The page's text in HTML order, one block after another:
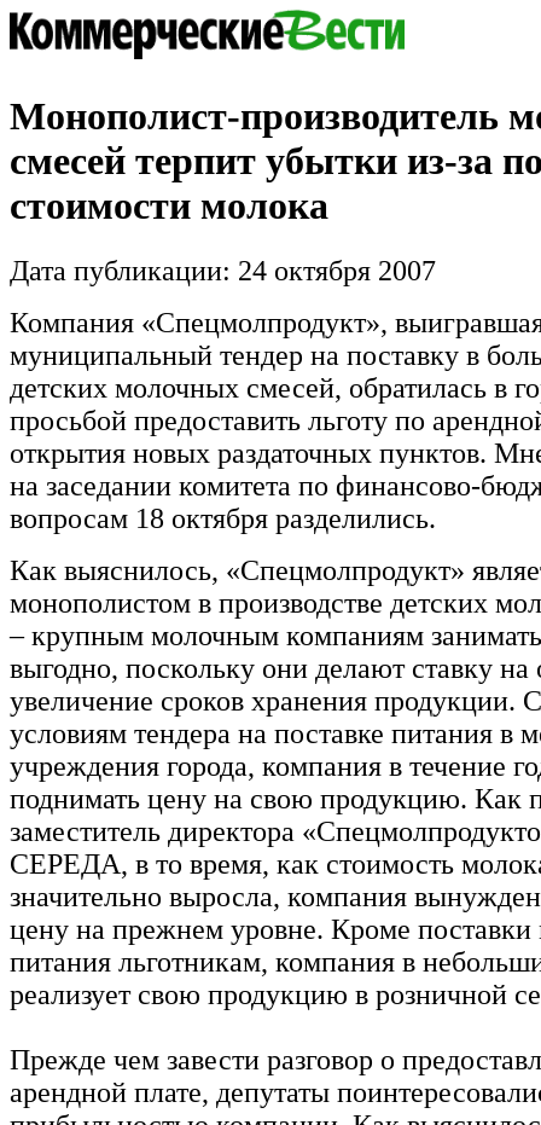
Монополист-производитель
смесей терпит убытки из-за
стоимости молока
Дата публикации: 24 октября 2007
Компания «Спецмолпродукт»,
муниципальный тендер на поставку в
детских молочных смесей, обратилась в
просьбой предоставить льготу по
открытия новых раздаточных пунктов.
на заседании комитета по финансово-
вопросам 18 октября разделились.
Как выяснилось, «Спецмолпродукт»
монополистом в производстве детских
– крупным молочным компаниям
выгодно, поскольку они делают ставку на
увеличение сроков хранения продукции.
условиям тендера на поставке питания в
учреждения города, компания в течение
поднимать цену на свою продукцию. Как
заместитель директора
СЕРЕДА, в то время, как стоимость
значительно выросла, компания
цену на прежнем уровне. Кроме поставки
питания льготникам, компания в
реализует свою продукцию в розничной
Прежде чем завести разговор о
арендной плате, депутаты